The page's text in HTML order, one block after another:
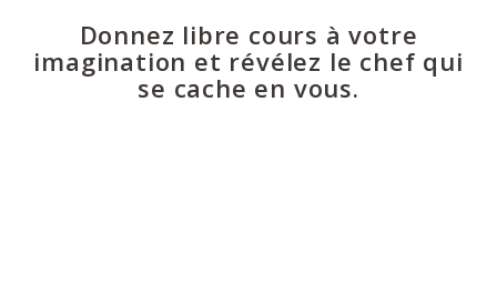
Donnez libre cours à votre
imagination et révélez le chef qui
se cache en vous.